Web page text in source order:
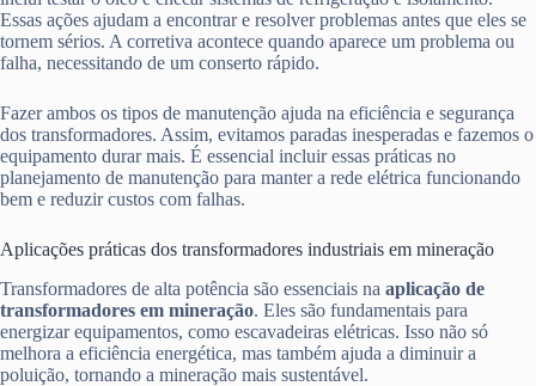
Essas ações ajudam a encontrar e resolver problemas antes que eles se
tornem sérios. A corretiva acontece quando aparece um problema ou
falha, necessitando de um conserto rápido.
Fazer ambos os tipos de manutenção ajuda na eficiência e segurança
dos transformadores. Assim, evitamos paradas inesperadas e fazemos o
equipamento durar mais. É essencial incluir essas práticas no
planejamento de manutenção para manter a rede elétrica funcionando
bem e reduzir custos com falhas.
Aplicações práticas dos transformadores industriais em mineração
Transformadores de alta potência são essenciais na aplicação de
transformadores em mineração. Eles são fundamentais para
energizar equipamentos, como escavadeiras elétricas. Isso não só
melhora a eficiência energética, mas também ajuda a diminuir a
poluição, tornando a mineração mais sustentável.